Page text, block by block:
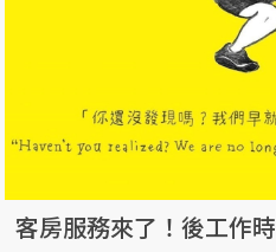
客房服務來了！後工作